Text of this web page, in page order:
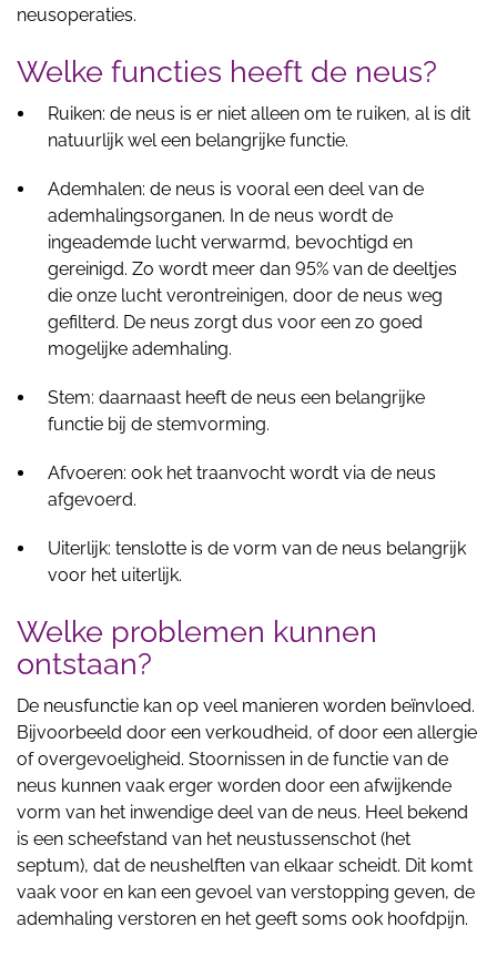
neusoperaties.
Welke functies heeft de neus?
Ruiken: de neus is er niet alleen om te ruiken, al is dit
natuurlijk wel een belangrijke functie.
Ademhalen: de neus is vooral een deel van de
ademhalingsorganen. In de neus wordt de
ingeademde lucht verwarmd, bevochtigd en
gereinigd. Zo wordt meer dan 95% van de deeltjes
die onze lucht verontreinigen, door de neus weg
gefilterd. De neus zorgt dus voor een zo goed
mogelijke ademhaling.
Stem: daarnaast heeft de neus een belangrijke
functie bij de stemvorming.
Afvoeren: ook het traanvocht wordt via de neus
afgevoerd.
Uiterlijk: tenslotte is de vorm van de neus belangrijk
voor het uiterlijk.
Welke problemen kunnen
ontstaan?
De neusfunctie kan op veel manieren worden beïnvloed.
Bijvoorbeeld door een verkoudheid, of door een allergie
of overgevoeligheid. Stoornissen in de functie van de
neus kunnen vaak erger worden door een afwijkende
vorm van het inwendige deel van de neus. Heel bekend
is een scheefstand van het neustussenschot (het
septum), dat de neushelften van elkaar scheidt. Dit komt
vaak voor en kan een gevoel van verstopping geven, de
ademhaling verstoren en het geeft soms ook hoofdpijn.